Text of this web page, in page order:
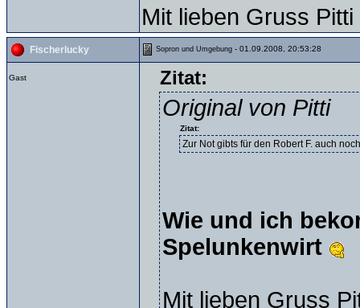
Mit lieben Gruss Pitti
Fischerlucky Sopron und Umgebung - 01.09.2008, 20:53:28
Gast Zitat:
Original von Pitti
Zitat:
Zur Not gibts für den Robert F. auch
Wie und ich
Spelunkenwirt
Mit lieben Gruss